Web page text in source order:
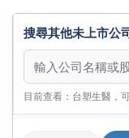
搜尋其他未上市公
搜尋其他未上市公
目前查看：台塑生醫，